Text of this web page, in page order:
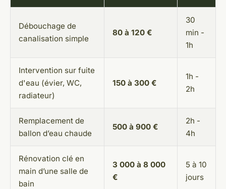
Débouchage de
canalisation simple
80 à 120 €
30
min -
1h
Intervention sur fuite
d'eau (évier, WC,
radiateur)
150 à 300 €
1h -
2h
Remplacement de
ballon d’eau chaude
500 à 900 €
2h -
4h
Rénovation clé en
main d’une salle de
bain
3 000 à 8 000
€
5 à 10
jours